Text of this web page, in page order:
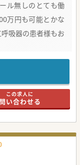
ル無しのとても働
万円も可能とかな
吸器の患者様もお
方まで、
。
この求人に
問い合わせる